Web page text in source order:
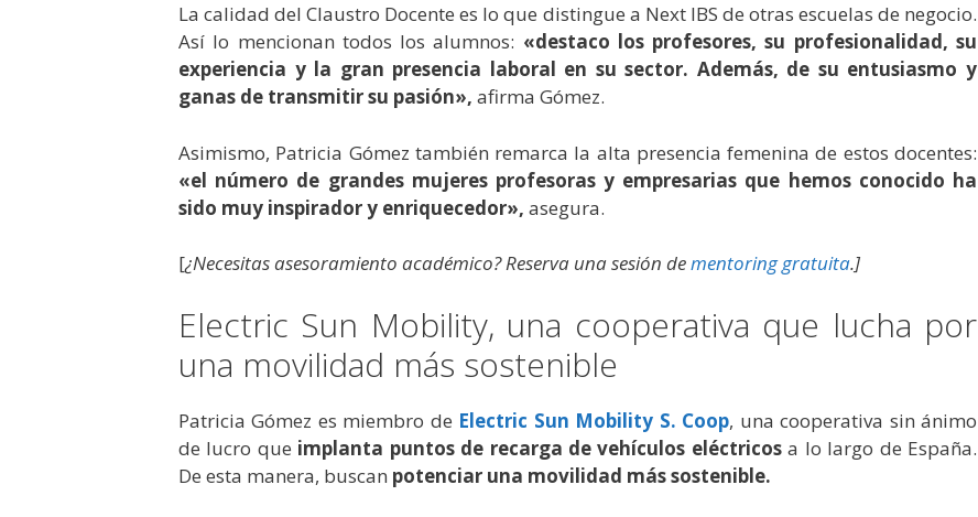
La calidad del Claustro Docente es lo que distingue a Next IBS de otras escuelas de negocio.
Así lo mencionan todos los alumnos: «destaco los profesores, su profesionalidad, su
experiencia y la gran presencia laboral en su sector. Además, de su entusiasmo y
ganas de transmitir su pasión», afirma Gómez.
Asimismo, Patricia Gómez también remarca la alta presencia femenina de estos docentes:
«el número de grandes mujeres profesoras y empresarias que hemos conocido ha
sido muy inspirador y enriquecedor», asegura.
[¿Necesitas asesoramiento académico? Reserva una sesión dementoring gratuita.]
Electric Sun Mobility, una cooperativa que lucha por
una movilidad más sostenible
Patricia Gómez es miembro de Electric Sun Mobility S. Coop, una cooperativa sin ánimo
de lucro que implanta puntos de recarga de vehículos eléctricosa lo largo de España.
De esta manera, buscan potenciar una movilidad más sostenible.